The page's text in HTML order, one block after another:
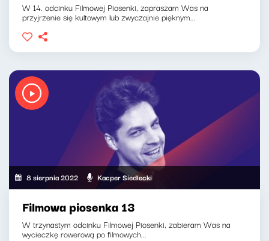
W 14. odcinku Filmowej Piosenki, zapraszam Was na
przyjrzenie się kultowym lub zwyczajnie pięknym...
8 sierpnia 2022 Kacper Siedlecki
Filmowa piosenka 13
W trzynastym odcinku Filmowej Piosenki, zabieram Was na
wycieczkę rowerową po filmowych...